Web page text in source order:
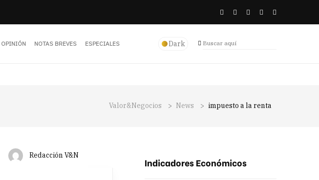
OPINIÓN NOTAS BREVES ESPECIALES Dark
Valor&Negocios > News > impuesto a la renta
Redacción V&N
Indicadores Económicos